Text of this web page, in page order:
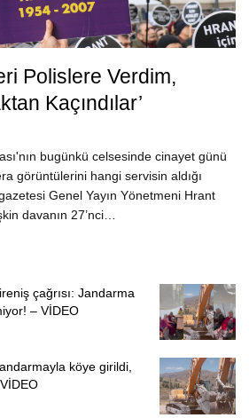
Polislere Verdim,
Kaçındılar’
bugünkü celsesinde cinayet günü
görüntülerini hangi servisin aldığı
Genel Yayın Yönetmeni Hrant
davanın 27’nci…
çağrısı: Jandarma
– VİDEO
köye girildi,